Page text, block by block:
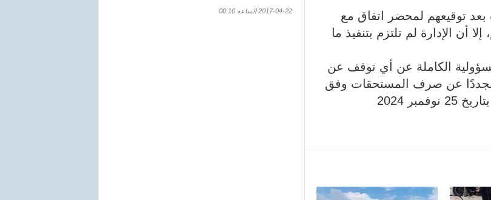
توقيعهم لمحضر اتفاق مع
أن الإدارة لم تلتزم بتنفيذ ما
الكاملة عن أي توقف عن
مجددًا عن صرف المستحقات وفق
2024
2017-04-22 الساعة 00:10